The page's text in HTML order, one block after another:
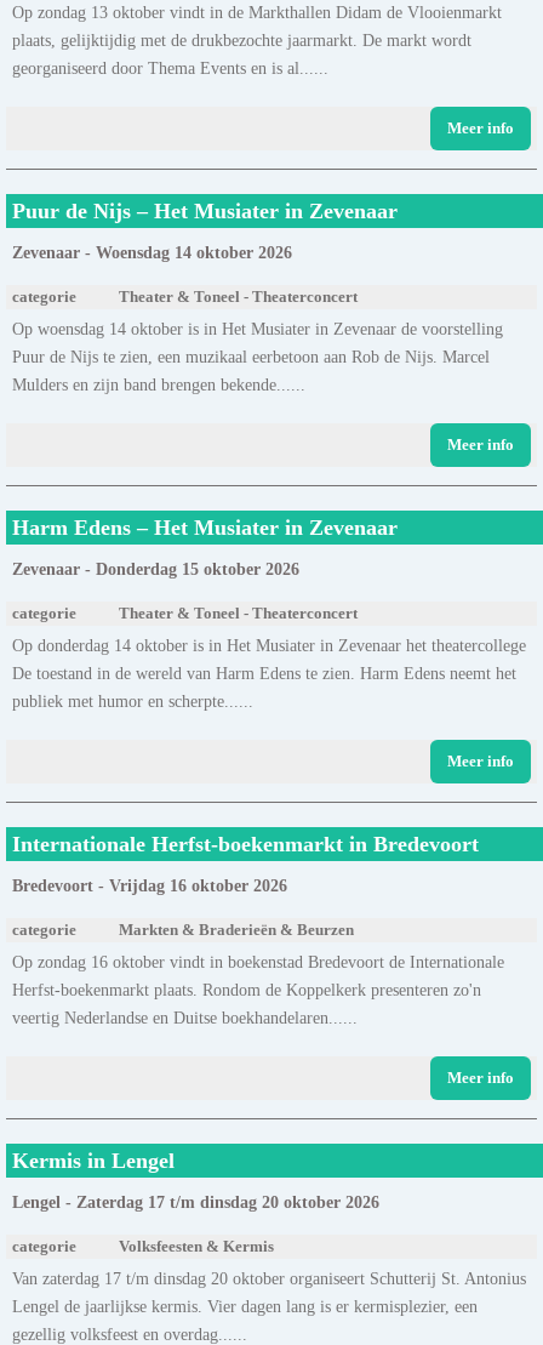
Op zondag 13 oktober vindt in de Markthallen Didam de Vlooienmarkt
plaats, gelijktijdig met de drukbezochte jaarmarkt. De markt wordt
georganiseerd door Thema Events en is al......
Meer info
Puur de Nijs – Het Musiater in Zevenaar
Zevenaar - Woensdag 14 oktober 2026
categorie Theater & Toneel - Theaterconcert
Op woensdag 14 oktober is in Het Musiater in Zevenaar de voorstelling
Puur de Nijs te zien, een muzikaal eerbetoon aan Rob de Nijs. Marcel
Mulders en zijn band brengen bekende......
Meer info
Harm Edens – Het Musiater in Zevenaar
Zevenaar - Donderdag 15 oktober 2026
categorie Theater & Toneel - Theaterconcert
Op donderdag 14 oktober is in Het Musiater in Zevenaar het theatercollege
De toestand in de wereld van Harm Edens te zien. Harm Edens neemt het
publiek met humor en scherpte......
Meer info
Internationale Herfst-boekenmarkt in Bredevoort
Bredevoort - Vrijdag 16 oktober 2026
categorie Markten & Braderieën & Beurzen
Op zondag 16 oktober vindt in boekenstad Bredevoort de Internationale
Herfst-boekenmarkt plaats. Rondom de Koppelkerk presenteren zo'n
veertig Nederlandse en Duitse boekhandelaren......
Meer info
Kermis in Lengel
Lengel - Zaterdag 17 t/m dinsdag 20 oktober 2026
categorie Volksfeesten & Kermis
Van zaterdag 17 t/m dinsdag 20 oktober organiseert Schutterij St. Antonius
Lengel de jaarlijkse kermis. Vier dagen lang is er kermisplezier, een
gezellig volksfeest en overdag......